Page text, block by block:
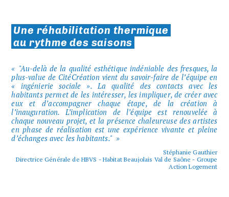
Une réhabilitation thermique
au rythme des saisons
"Au-delà de la qualité esthétique indéniable des fresques, la
plus-value de CitéCréation vient du savoir-faire de l’équipe en
« ingénierie sociale ». La qualité des contacts avec les
habitants permet de les intéresser, les impliquer, de créer avec
eux et d’accompagner chaque étape, de la création à
l’inauguration. L’implication de l’équipe est renouvelée à
chaque nouveau projet, et la présence chaleureuse des artistes
en phase de réalisation est une expérience vivante et pleine
d’échanges avec les habitants."
Stéphanie Gauthier
Directrice Générale de HBVS - Habitat Beaujolais Val de Saône - Groupe
Action Logement